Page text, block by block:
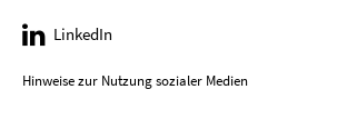
LinkedIn
Hinweise zur Nutzung sozialer Medien